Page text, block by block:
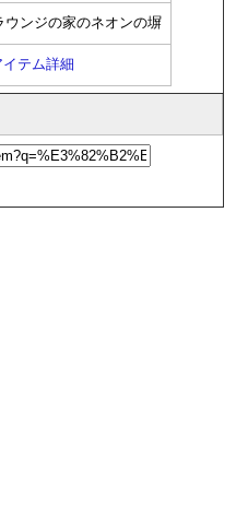
ンジの家のネオンの塀
イテム詳細